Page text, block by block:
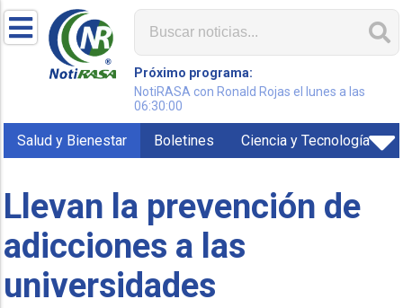
Próximo programa:
NotiRASA con Ronald Rojas el lunes a las
06:30:00
Salud y Bienestar Boletines Ciencia y Tecnología
Llevan la prevención de
adicciones a las
universidades